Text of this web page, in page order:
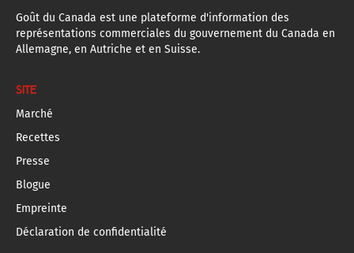
Goût du Canada est une plateforme d'information des
représentations commerciales du gouvernement du Canada en
Allemagne, en Autriche et en Suisse.
SITE
Marché
Recettes
Presse
Blogue
Empreinte
Déclaration de confidentialité